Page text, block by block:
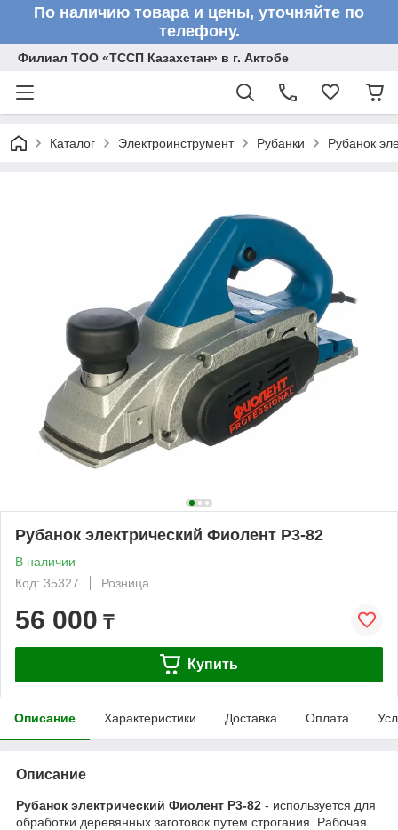
По наличию товара и цены, уточняйте по
телефону.
Филиал ТОО «ТССП Казахстан» в г. Актобе
Каталог Электроинструмент Рубанки Рубанок
Рубанок электрический Фиолент Р3-82
В наличии
Код: 35327
Розница
56 000 ₸
Купить
Описание Характеристики Доставка Оплата
Описание
Рубанок электрический Фиолент Р3-82 - используется для
обработки деревянных заготовок путем строгания. Рабочая